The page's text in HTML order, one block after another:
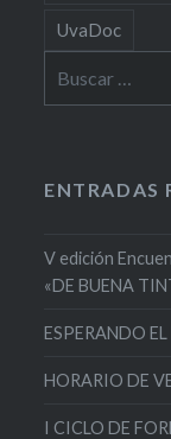
UvaDoc
ENTRADAS
V edición
«DE BUENA
ESPERANDO EL
HORARIO DE
I CICLO DE